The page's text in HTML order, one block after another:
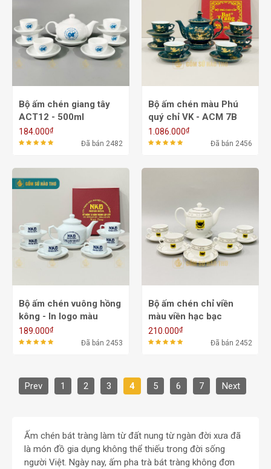
Bộ ấm chén giang tây
ACT12 - 500ml
184.000₫
Đã bán 2482
Bộ ấm chén màu Phú
quý chỉ VK - ACM 7B
1.086.000₫
Đã bán 2456
Bộ ấm chén vuông hồng
kông - In logo màu
ACT02- 500ml
189.000₫
Đã bán 2453
Bộ ấm chén chỉ viền
màu viền hạc bạc
ACHT06 - 650/800ml
210.000₫
Đã bán 2452
Prev 1 2 3 4 5 6 7 Next
Ấm chén bát tràng làm từ đất nung từ ngàn đời xưa đã
là món đồ gia dụng không thể thiếu trong đời sống
người Việt. Ngày nay, ấm pha trà bát tràng không đơn